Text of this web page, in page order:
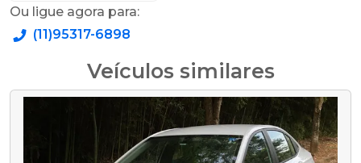
Ou ligue agora para:
(11)95317-6898
Veículos similares